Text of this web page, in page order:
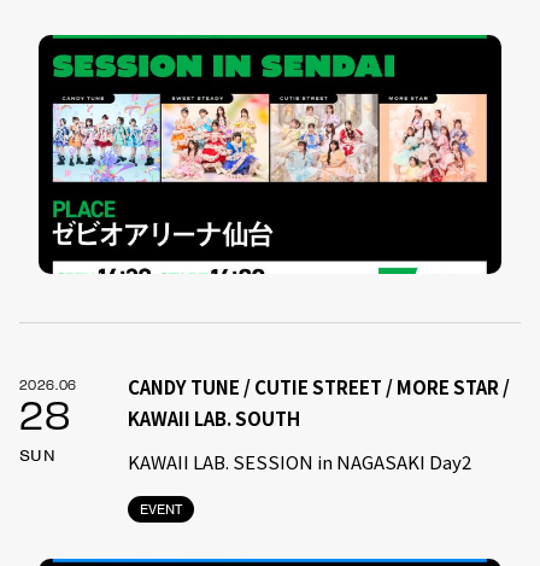
2026.06
28
SUN
EVENT
CANDY TUNE / CUTIE STREET / MORE STAR /
KAWAII LAB. SOUTH
KAWAII LAB. SESSION in NAGASAKI Day2